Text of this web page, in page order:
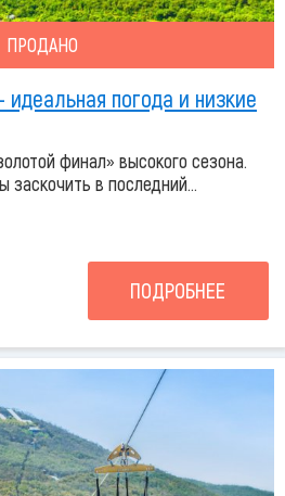
ПРОДАНО
погода и низкие
финал» высокого сезона.
заскочить в последний...
ПОДРОБНЕЕ